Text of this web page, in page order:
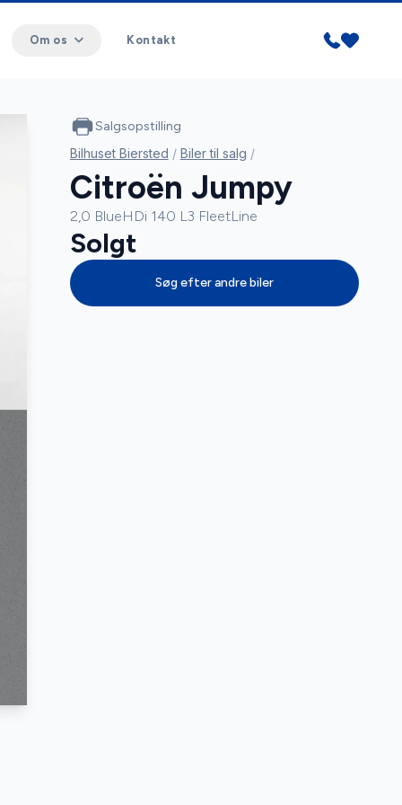
Om os Kontakt
Salgsopstilling
Bilhuset Biersted / Biler til salg /
Citroën Jumpy
2,0 BlueHDi 140 L3 FleetLine
Solgt
Søg efter andre biler